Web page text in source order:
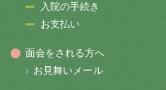
入院の手続き
お支払い
面会をされる方へ
お見舞いメール